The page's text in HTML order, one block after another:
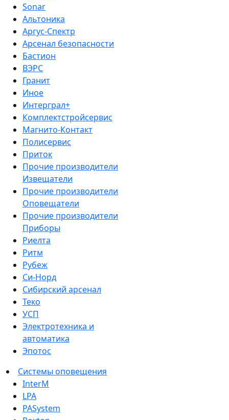
Sonar
Альтоника
Аргус-Спектр
Арсенал безопасности
Бастион
ВЭРС
Гранит
Иное
Интерграл+
Комплектстройсервис
Магнито-Контакт
Полисервис
Приток
Прочие производители
Извещатели
Прочие производители
Оповещатели
Прочие производители
Приборы
Риелта
Ритм
Рубеж
Си-Норд
Сибирский арсенал
Теко
УСП
Электротехника и
автоматика
Эпотос
Системы оповещения
InterM
LPA
PASystem